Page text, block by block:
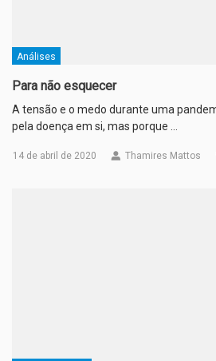
Análises
Para não esquecer
A tensão e o medo durante uma
pela doença em si, mas porque …
14 de abril de 2020 Thamires Mattos